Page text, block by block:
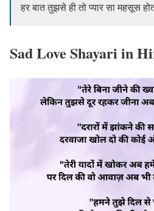
हर बात तुझसे ही तो प्यार सा महसूस
Sad Love Shayari in